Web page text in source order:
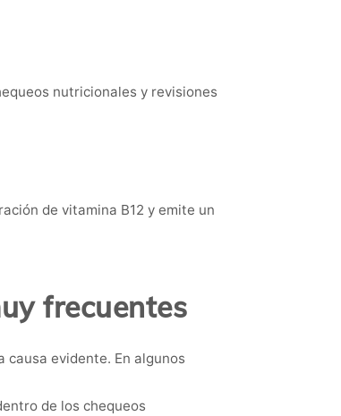
nutricionales y revisiones
de vitamina B12 y emite un
frecuentes
evidente. En algunos
de los chequeos